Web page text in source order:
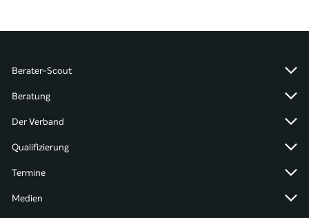
Berater-Scout
Beratung
Der Verband
Qualifizierung
Termine
Medien